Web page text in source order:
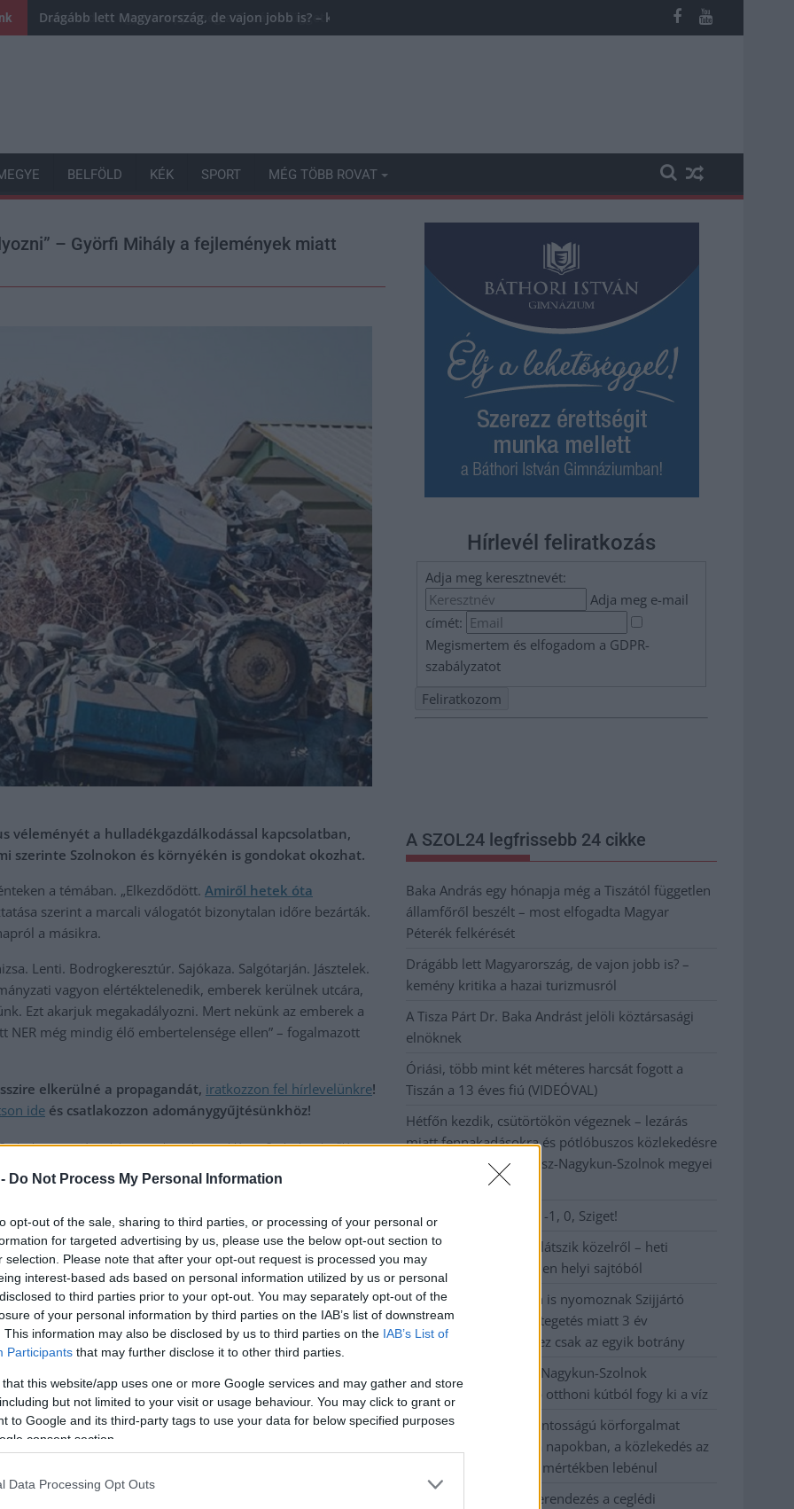
Do Not Process My Personal Information
opt-out of the sale, sharing to third parties, or processing of your personal or
for targeted advertising by us, please use the below opt-out section to
selection. Please note that after your opt-out request is processed you may
interest-based ads based on personal information utilized by us or personal
to third parties prior to your opt-out. You may separately opt-out of the
of your personal information by third parties on the IAB’s list of downstream
This information may also be disclosed by us to third parties on the IAB’s List of
Participants that may further disclose it to other third parties.
that this website/app uses one or more Google services and may gather and store
but not limited to your visit or usage behaviour. You may click to grant or
to Google and its third-party tags to use your data for below specified purposes
consent section.
Data Processing Opt Outs
Drágább lett Magyarország, de vajon jobb is? – kemény kritika a hazai turizmusról
BELFÖLD KÉK SPORT MÉG TÖBB ROVAT
– Györfi Mihály a fejlemények miatt
véleményét a hulladékgazdálkodással kapcsolatban,
szerinte Szolnokon és környékén is gondokat okozhat.
a témában. „Elkezdődött. Amiről hetek óta
szerint a marcali válogatót bizonytalan időre bezárták.
a másikra.
Lenti. Bodrogkeresztúr. Sajókaza. Salgótarján. Jásztelek.
vagyon elértéktelenedik, emberek kerülnek utcára,
Ezt akarjuk megakadályozni. Mert nekünk az emberek a
még mindig élő embertelensége ellen” – fogalmazott
elkerülné a propagandát, iratkozzon fel hírlevelünkre!
ide és csatlakozzon adománygyűjtésünkhöz!
megye,jásztelek,marcali,mohu,probléma,Szolnok,település,
Szolnoki érintettség: a szennyező gyárak bezárásáért és
a felelősök elszámoltatásáért tüntettek Debrecenben
Hírlevél feliratkozás
Adja meg keresztnevét:
Adja meg e-mail
címét:
Megismertem és elfogadom a GDPR-
szabályzatot
A SZOL24 legfrissebb 24 cikke
Baka András egy hónapja még a Tiszától független
államfőről beszélt – most elfogadta Magyar
Péterék felkérését
Drágább lett Magyarország, de vajon jobb is? –
kemény kritika a hazai turizmusról
A Tisza Párt Dr. Baka Andrást jelöli köztársasági
elnöknek
Óriási, több mint két méteres harcsát fogott a
Tiszán a 13 éves fiú (VIDEÓVAL)
Hétfőn kezdik, csütörtökön végeznek – lezárás
miatt fennakadásokra és pótlóbuszos közlekedésre
számítsunk az egyik Jász-Nagykun-Szolnok megyei
Visszaszámlálás indul: -1, 0, Sziget!
Magyarország jobban látszik közelről – heti
médiaszemle a független helyi sajtóból
Már magasabb szinten is nyomoznak Szijjártó
büntetőügyében, vesztegetés miatt 3 év
letöltendőt kaphat és ez csak az egyik botrány
Problémák egész Jász-Nagykun-Szolnok
megyében: egyre több otthoni kútból fogy ki a víz
Szolnokon egy kulcsfontosságú körforgalmat
részlegesen lezárnak a napokban, a közlekedés az
átlagost is meghaladó mértékben lebénul
Elromlott a biztosítóberendezés a ceglédi